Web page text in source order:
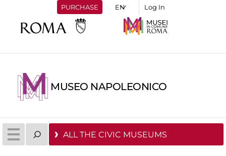
PURCHASE Log In
MUSEO NAPOLEONICO
ALL THE CIVIC MUSEUMS